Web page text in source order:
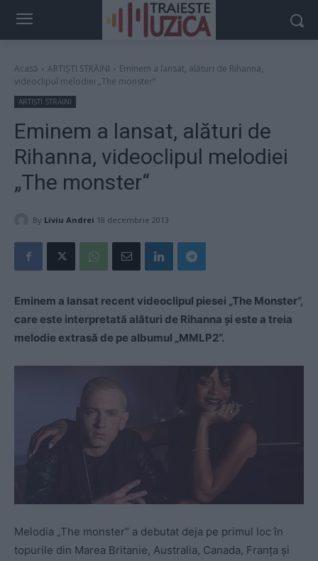
Acasă ARTIȘTI STRĂINI
Eminem a lansat, alături de Rihanna,
videoclipul melodiei „The monster“
ARTIȘTI STRĂINI
Eminem a lansat, alături de
Rihanna, videoclipul melodiei
„The monster“
By Liviu Andrei 18 decembrie 2013
Eminem a lansat recent videoclipul piesei „The Monster“,
care este interpretată alături de Rihanna şi este a treia
melodie extrasă de pe albumul „MMLP2“.
Melodia „The monster“ a debutat deja pe primul loc în
topurile din Marea Britanie, Australia, Canada, Franţa şi